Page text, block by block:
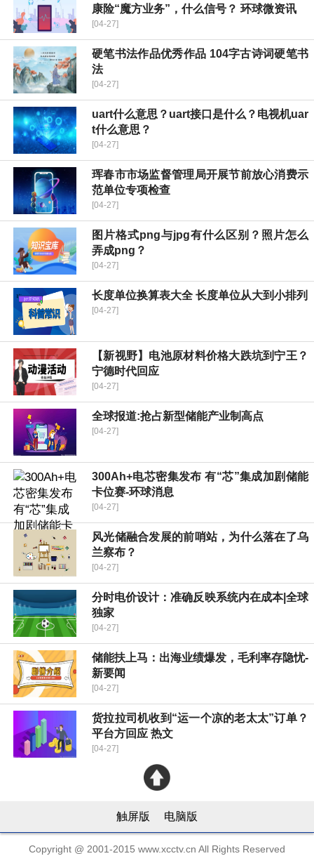
康险“魔方业务”，什么信号？ 环球微资讯
[04-27]
硬笔书法作品优秀作品 104字古诗词硬笔书
法
[04-27]
uart什么意思？uart接口是什么？电视机uar
t什么意思？
[04-27]
珲春市市场监督管理局开展节前放心消费示
范单位专项检查
[04-27]
图片格式png与jpg有什么区别？照片怎么
弄成png？
[04-27]
长度单位换算表大全 长度单位从大到小排列
[04-27]
【新视野】电池原材料价格大跌坑到宁王？
宁德时代回应
[04-27]
全球报道:抢占新型储能产业制高点
[04-27]
300Ah+电芯密集发布 有“芯”集成加剧储能
卡位赛-环球消息
[04-27]
风光储融合发展的前哨站，为什么落在了乌
兰察布？
[04-27]
分时电价设计：准确反映系统内在成本|全球
独家
[04-27]
储能扶上马：出海业绩爆发，毛利率存隐忧-
新要闻
[04-27]
货拉拉司机收到“运一个凉的老太太”订单？
平台方回应 热文
[04-27]
触屏版 电脑版
Copyright @ 2001-2015 www.xcctv.cn All Rights Reserved